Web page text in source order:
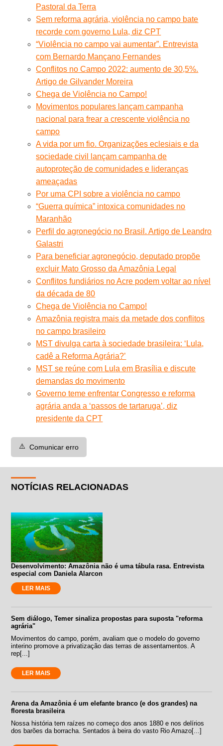
Pastoral da Terra
Sem reforma agrária, violência no campo bate
recorde com governo Lula, diz CPT
“Violência no campo vai aumentar”. Entrevista
com Bernardo Mançano Fernandes
Conflitos no Campo 2022: aumento de 30,5%.
Artigo de Gilvander Moreira
Chega de Violência no Campo!
Movimentos populares lançam campanha
nacional para frear a crescente violência no
campo
A vida por um fio. Organizações eclesiais e da
sociedade civil lançam campanha de
autoproteção de comunidades e lideranças
ameaçadas
Por uma CPI sobre a violência no campo
“Guerra química” intoxica comunidades no
Maranhão
Perfil do agronegócio no Brasil. Artigo de Leandro
Galastri
Para beneficiar agronegócio, deputado propõe
excluir Mato Grosso da Amazônia Legal
Conflitos fundiários no Acre podem voltar ao nível
da década de 80
Chega de Violência no Campo!
Amazônia registra mais da metade dos conflitos
no campo brasileiro
MST divulga carta à sociedade brasileira: ‘Lula,
cadê a Reforma Agrária?’
MST se reúne com Lula em Brasília e discute
demandas do movimento
Governo teme enfrentar Congresso e reforma
agrária anda a ‘passos de tartaruga’, diz
presidente da CPT
⚠️ Comunicar erro
NOTÍCIAS RELACIONADAS
Desenvolvimento: Amazônia não é uma tábula rasa. Entrevista
especial com Daniela Alarcon
LER MAIS
Sem diálogo, Temer sinaliza propostas para suposta "reforma
agrária"
Movimentos do campo, porém, avaliam que o modelo do governo
interino promove a privatização das terras de assentamentos. A
rep[...]
LER MAIS
Arena da Amazônia é um elefante branco (e dos grandes) na
floresta brasileira
Nossa história tem raízes no começo dos anos 1880 e nos delírios
dos barões da borracha. Sentados à beira do vasto Rio Amazo[...]